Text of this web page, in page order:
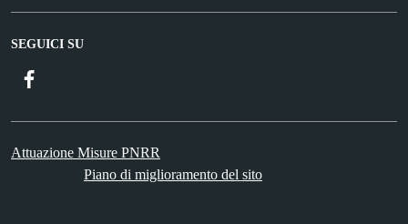
SEGUICI SU
Attuazione Misure PNRR
Piano di miglioramento del sito